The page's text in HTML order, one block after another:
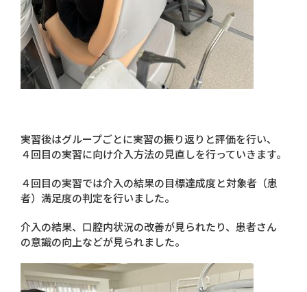
実習後はグループごとに実習の振り返りと評価を行い、
４回目の実習に向け介入方法の見直しを行っていきます。
４回目の実習では介入の結果の目標達成度と対象者（患
者）満足度の判定を行いました。
介入の結果、口腔内状況の改善が見られたり、患者さん
の意識の向上などが見られました。